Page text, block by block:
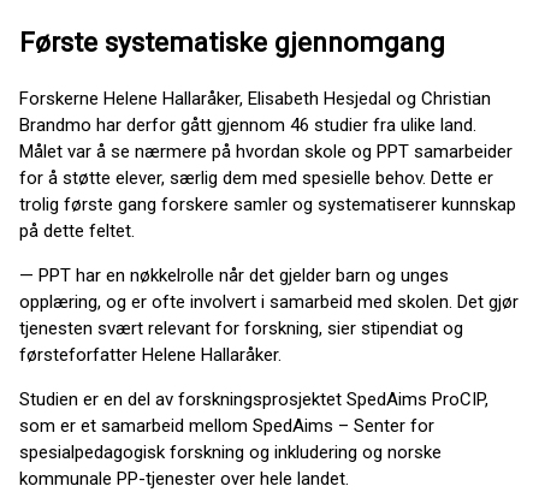
Første systematiske gjennomgang
Forskerne Helene Hallaråker, Elisabeth Hesjedal og Christian
Brandmo har derfor gått gjennom 46 studier fra ulike land.
Målet var å se nærmere på hvordan skole og PPT samarbeider
for å støtte elever, særlig dem med spesielle behov. Dette er
trolig første gang forskere samler og systematiserer kunnskap
på dette feltet.
— PPT har en nøkkelrolle når det gjelder barn og unges
opplæring, og er ofte involvert i samarbeid med skolen. Det gjør
tjenesten svært relevant for forskning, sier stipendiat og
førsteforfatter Helene Hallaråker.
Studien er en del av forskningsprosjektet SpedAims ProCIP,
som er et samarbeid mellom SpedAims – Senter for
spesialpedagogisk forskning og inkludering og norske
kommunale PP-tjenester over hele landet.